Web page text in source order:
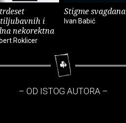
i
nekorektna
Roklicer
Stigme svagdana
Ivan Babić
– OD ISTOG AUTORA –